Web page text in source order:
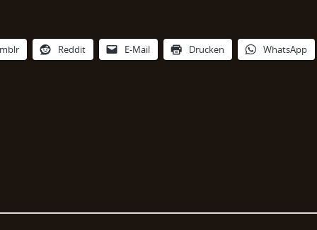
Reddit E-Mail Drucken WhatsApp